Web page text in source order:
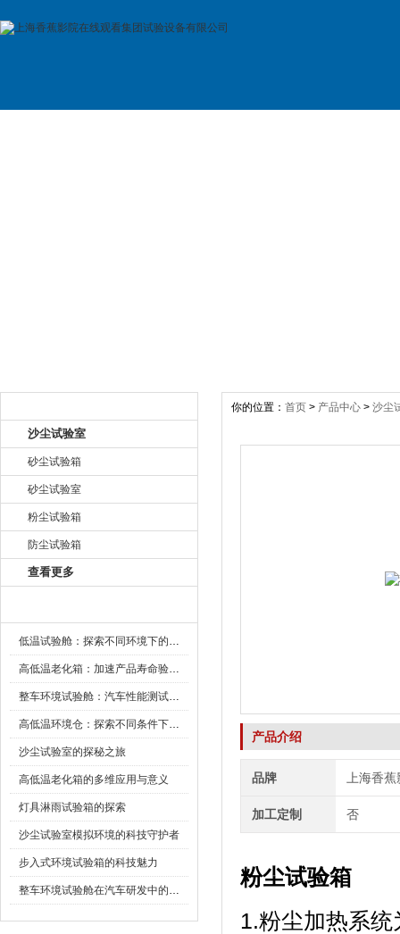
沙尘试验室
砂尘试验箱
砂尘试验室
粉尘试验箱
防尘试验箱
查看更多
低温试验舱：探索不同环境下的科技边界
高低温老化箱：加速产品寿命验证的可靠伙伴
整车环境试验舱：汽车性能测试的设备
高低温环境仓：探索不同条件下的科学奥秘
沙尘试验室的探秘之旅
高低温老化箱的多维应用与意义
灯具淋雨试验箱的探索
沙尘试验室模拟环境的科技守护者
步入式环境试验箱的科技魅力
整车环境试验舱在汽车研发中的作用
你的位置： 首页 > 产品中心 > 沙尘
产品介绍
品牌 上海香
加工定制 否
粉尘试验箱
1.粉尘加热系